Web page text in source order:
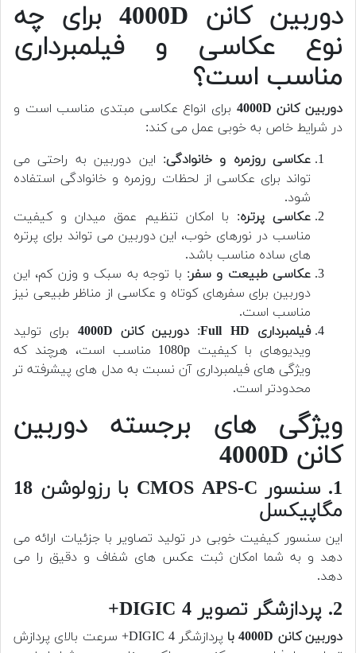
دوربین کانن 4000D برای چه
نوع عکاسی و فیلمبرداری
مناسب است؟
دوربین کانن 4000D
برای انواع عکاسی مبتدی مناسب است و
در شرایط خاص به خوبی عمل می کند:
عکاسی روزمره و خانوادگی: این دوربین به راحتی می
تواند برای عکاسی از لحظات روزمره و خانوادگی استفاده
شود.
عکاسی پرتره: با امکان تنظیم عمق میدان و کیفیت
مناسب در نورهای خوب، این دوربین می تواند برای پرتره
های ساده مناسب باشد.
عکاسی طبیعت و سفر: با توجه به سبک و وزن کم، این
دوربین برای سفرهای کوتاه و عکاسی از مناظر طبیعی نیز
مناسب است.
فیلمبرداری Full HD
: دوربین کانن 4000D
برای تولید
ویدیوهای با کیفیت 1080p مناسب است، هرچند که
ویژگی های فیلمبرداری آن نسبت به مدل های پیشرفته تر
محدودتر است.
ویژگی های برجسته دوربین
کانن 4000D
1. سنسور CMOS APS-C با رزولوشن 18
مگاپیکسل
این سنسور کیفیت خوبی در تولید تصاویر با جزئیات ارائه می
دهد و به شما امکان ثبت عکس های شفاف و دقیق را می
دهد.
2. پردازشگر تصویر DIGIC 4+
دوربین کانن 4000D با
پردازشگر DIGIC 4+ سرعت بالای پردازش